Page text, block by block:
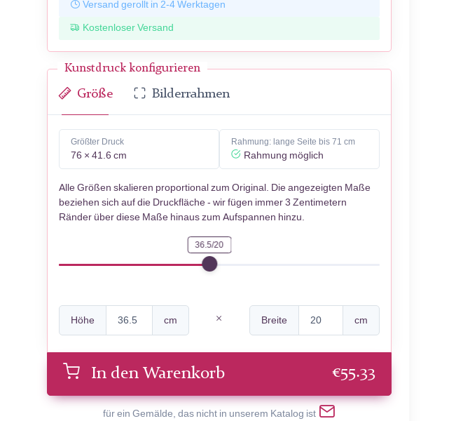
Versand gerollt in 2-4 Werktagen
Kostenloser Versand
Kunstdruck konfigurieren
Größe Bilderrahmen
Größter Druck
76 × 41.6 cm
Rahmung: lange Seite bis 71 cm
Rahmung möglich
Alle Größen skalieren proportional zum Original. Die angezeigten Maße
beziehen sich auf die Druckfläche - wir fügen immer 3 Zentimetern
Ränder über diese Maße hinaus zum Aufspannen hinzu.
36.5/20
Höhe cm Breite cm
In den Warenkorb €55.33
für ein Gemälde, das nicht in unserem Katalog ist